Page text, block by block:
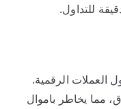
للتداول.
العملات الرقمية.
مما يخاطر باموال